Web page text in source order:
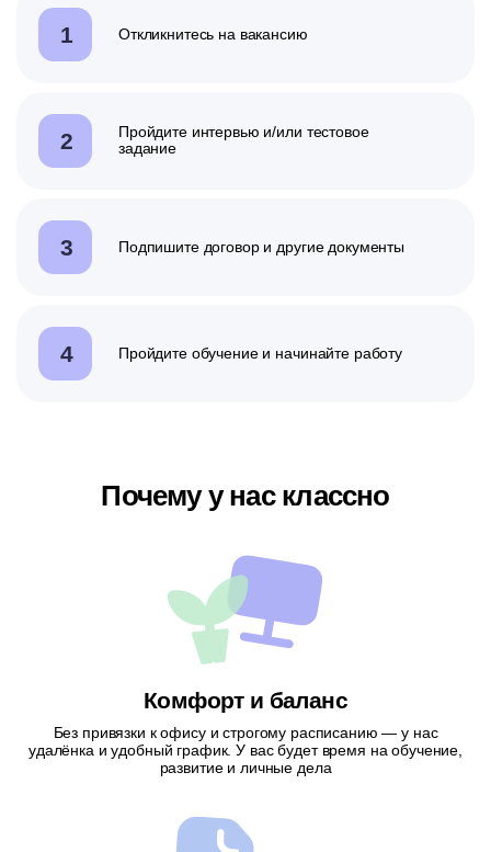
1 Откликнитесь на вакансию
2 Пройдите интервью и/или тестовое
задание
3 Подпишите договор и другие документы
4 Пройдите обучение и начинайте работу
Почему у нас классно
Комфорт и баланс
Без привязки к офису и строгому расписанию — у нас
удалёнка и удобный график. У вас будет время на обучение,
развитие и личные дела